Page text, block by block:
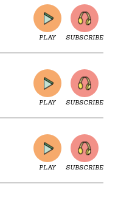
PLAY SUBSCRIBE
PLAY SUBSCRIBE
PLAY SUBSCRIBE